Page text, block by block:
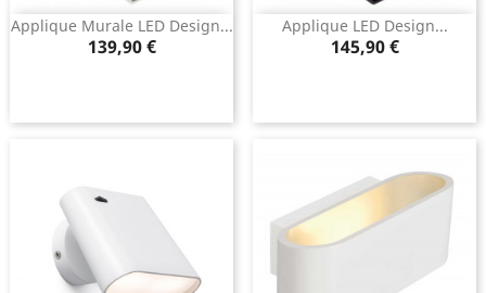
Applique Murale LED Design...
Prix
139,90 €
Applique LED Design...
Prix
145,90 €